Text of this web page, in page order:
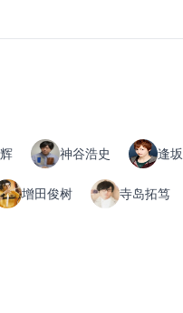
神谷浩史 逢
增田俊树 寺岛拓笃